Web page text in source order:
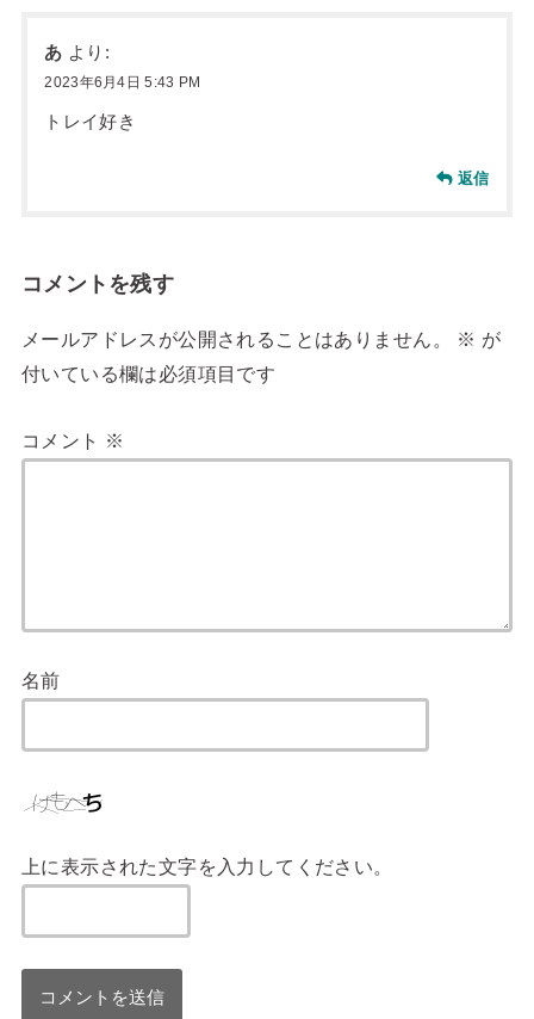
あ より:
2023年6月4日 5:43 PM
トレイ好き
返信
コメントを残す
メールアドレスが公開されることはありません。 ※ が
付いている欄は必須項目です
コメント ※
名前
上に表示された文字を入力してください。